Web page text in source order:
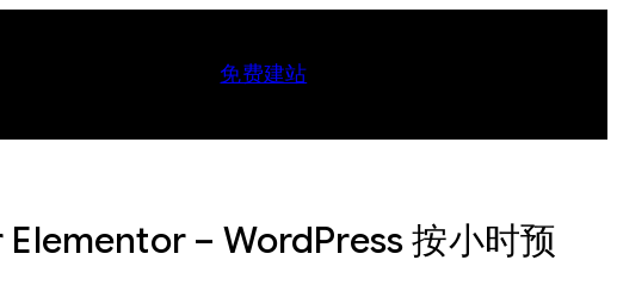
免费建站
– WordPress 按小时预